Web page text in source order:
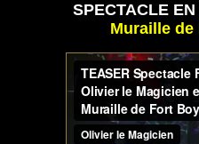
SPECTACLE EN
Muraille de